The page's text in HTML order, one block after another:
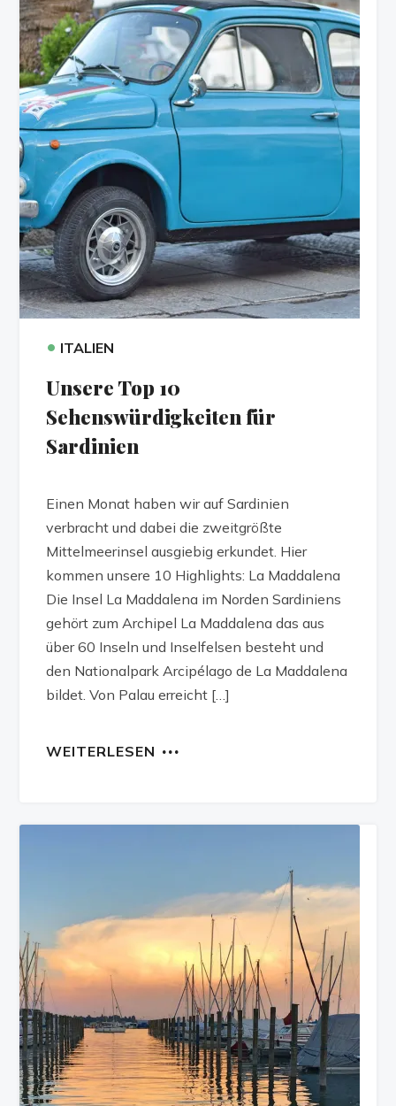
• ITALIEN
Unsere Top 10
Sehenswürdigkeiten für
Sardinien
Einen Monat haben wir auf Sardinien
verbracht und dabei die zweitgrößte
Mittelmeerinsel ausgiebig erkundet. Hier
kommen unsere 10 Highlights: La Maddalena
Die Insel La Maddalena im Norden Sardiniens
gehört zum Archipel La Maddalena das aus
über 60 Inseln und Inselfelsen besteht und
den Nationalpark Arcipélago de La Maddalena
bildet. Von Palau erreicht […]
WEITERLESEN